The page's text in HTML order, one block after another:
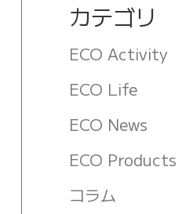
カテゴリ
ECO Activity
ECO Life
ECO News
ECO Products
コラム